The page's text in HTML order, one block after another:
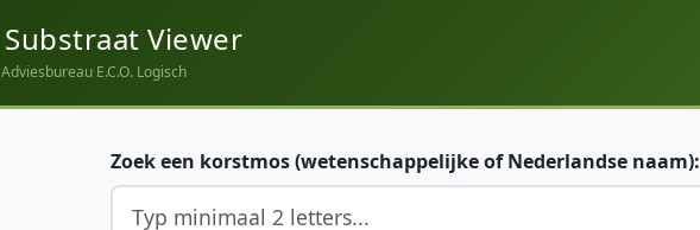
Substraat Viewer
Adviesbureau E.C.O. Logisch
Zoek een korstmos (wetenschappelijke of Nederlandse naam):